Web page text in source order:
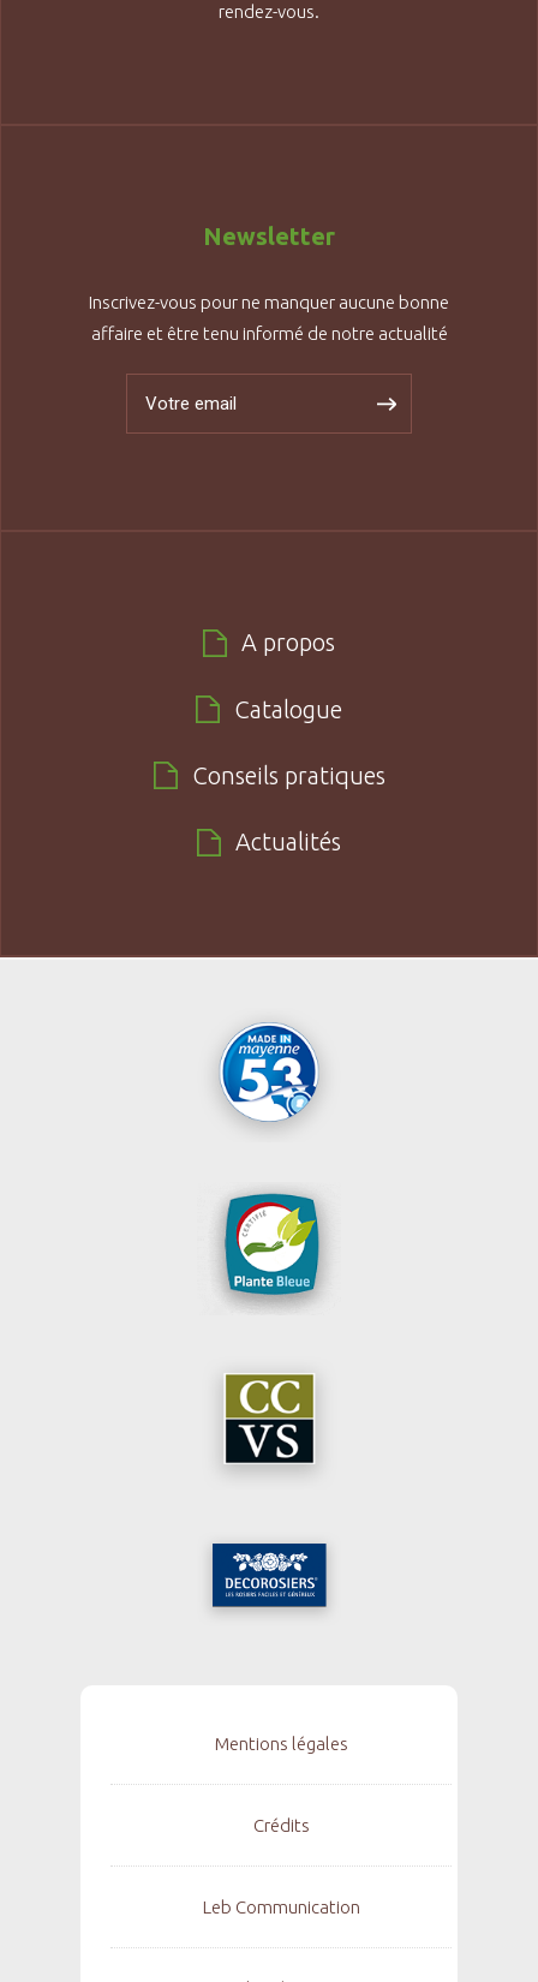
rendez-vous.
Newsletter
Inscrivez-vous pour ne manquer aucune bonne
affaire et être tenu informé de notre actualité
A propos
Catalogue
Conseils pratiques
Actualités
Mentions légales
Crédits
Leb Communication